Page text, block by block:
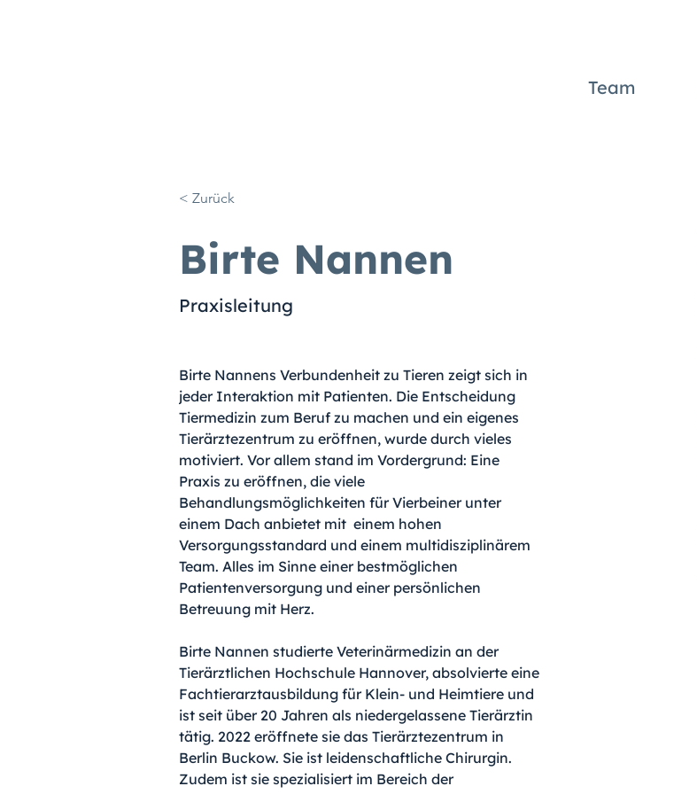
Team
< Zurück
Birte Nannen
Praxisleitung
Birte Nannens Verbundenheit zu Tieren zeigt sich in
jeder Interaktion mit Patienten. Die Entscheidung
Tiermedizin zum Beruf zu machen und ein eigenes
Tierärztezentrum zu eröffnen, wurde durch vieles
motiviert. Vor allem stand im Vordergrund: Eine
Praxis zu eröffnen, die viele
Behandlungsmöglichkeiten für Vierbeiner unter
einem Dach anbietet mit  einem hohen
Versorgungsstandard und einem multidisziplinärem
Team. Alles im Sinne einer bestmöglichen
Patientenversorgung und einer persönlichen
Betreuung mit Herz.
Birte Nannen studierte Veterinärmedizin an der
Tierärztlichen Hochschule Hannover, absolvierte eine
Fachtierarztausbildung für Klein- und Heimtiere und
ist seit über 20 Jahren als niedergelassene Tierärztin
tätig. 2022 eröffnete sie das Tierärztezentrum in
Berlin Buckow. Sie ist leidenschaftliche Chirurgin.
Zudem ist sie spezialisiert im Bereich der